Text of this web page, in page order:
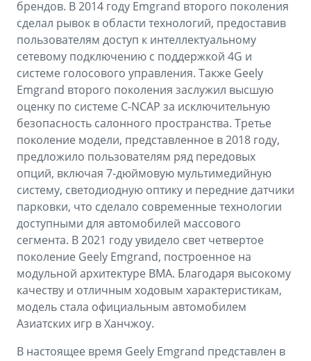
брендов. В 2014 году Emgrand второго поколения
сделал рывок в области технологий, предоставив
пользователям доступ к интеллектуальному
сетевому подключению с поддержкой 4G и
системе голосового управления. Также Geely
Emgrand второго поколения заслужил высшую
оценку по системе C-NCAP за исключительную
безопасность салонного пространства. Третье
поколение модели, представленное в 2018 году,
предложило пользователям ряд передовых
опций, включая 7-дюймовую мультимедийную
систему, светодиодную оптику и передние датчики
парковки, что сделало современные технологии
доступными для автомобилей массового
сегмента. В 2021 году увидело свет четвертое
поколение Geely Emgrand, построенное на
модульной архитектуре BMA. Благодаря высокому
качеству и отличным ходовым характеристикам,
модель стала официальным автомобилем
Азиатских игр в Ханчжоу.
В настоящее время Geely Emgrand представлен в